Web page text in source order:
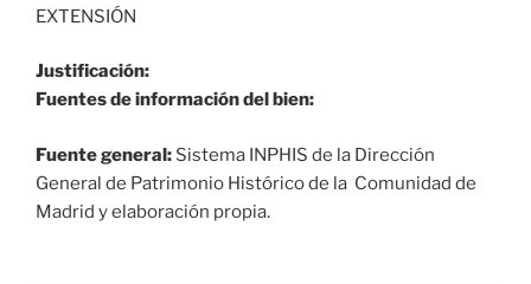
EXTENSIÓN
Justificación:
Fuentes de información del bien:
Fuente general: Sistema INPHIS de la Dirección
General de Patrimonio Histórico de la Comunidad de
Madrid y elaboración propia.